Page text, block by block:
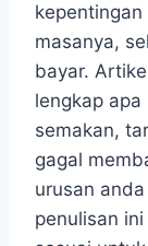
masanya,
bayar.
lengkap
semakan,
gagal
urusan
penulisan